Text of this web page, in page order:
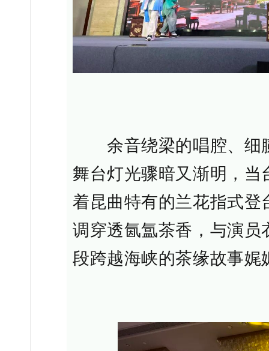
余音绕梁的唱腔、细
舞台灯光骤暗又渐明，
着昆曲特有的兰花指式
调穿透氤氲茶香，与演
段跨越海峡的茶缘故事娓